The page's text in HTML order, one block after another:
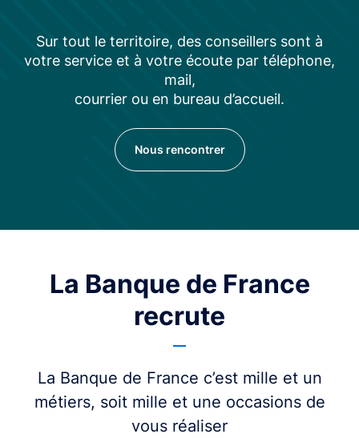
Sur tout le territoire, des conseillers sont à
votre service et à votre écoute par téléphone,
mail,
courrier ou en bureau d’accueil.
Nous rencontrer
La Banque de France
recrute
La Banque de France c’est mille et un
métiers, soit mille et une occasions de
vous réaliser